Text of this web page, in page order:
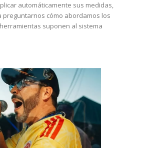
automáticamente sus medidas,
preguntarnos cómo abordamos los
suponen al sistema